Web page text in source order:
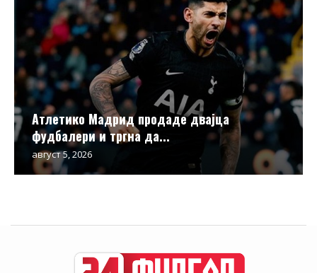
Атлетико Мадрид продаде двајца
фудбалери и тргна да...
август 5, 2026